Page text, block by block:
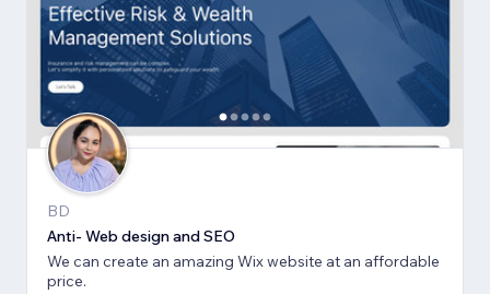
BD
Anti- Web design and SEO
We can create an amazing Wix website at an affordable
price.